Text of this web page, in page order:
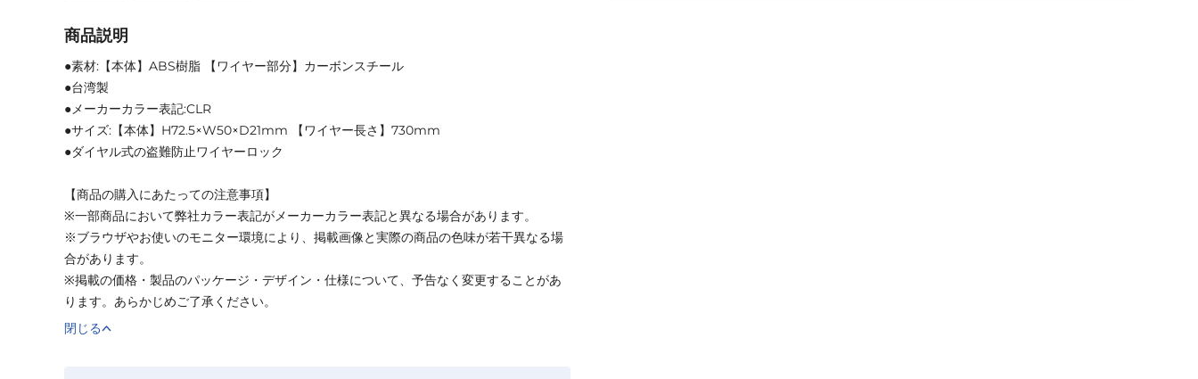
商品説明
●素材:【本体】ABS樹脂 【ワイヤー部分】カーボンスチール
●台湾製
●メーカーカラー表記:CLR
●サイズ:【本体】H72.5×W50×D21mm 【ワイヤー長さ】730mm
●ダイヤル式の盗難防止ワイヤーロック
【商品の購入にあたっての注意事項】
※一部商品において弊社カラー表記がメーカーカラー表記と異なる場合があります。
※ブラウザやお使いのモニター環境により、掲載画像と実際の商品の色味が若干異なる場
合があります。
※掲載の価格・製品のパッケージ・デザイン・仕様について、予告なく変更することがあ
ります。あらかじめご了承ください。
閉じる